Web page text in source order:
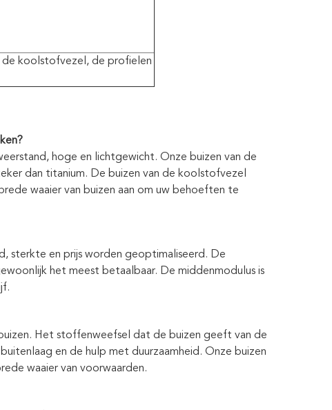
de koolstofvezel, de profielen
hoge en lichtgewicht. Onze buizen van de
dan titanium. De buizen van de koolstofvezel
waaier van buizen aan om uw behoeften te
sterkte en prijs worden geoptimaliseerd. De
het meest betaalbaar. De middenmodulus is
Het stoffenweefsel dat de buizen geeft van de
en de hulp met duurzaamheid. Onze buizen
waaier van voorwaarden.